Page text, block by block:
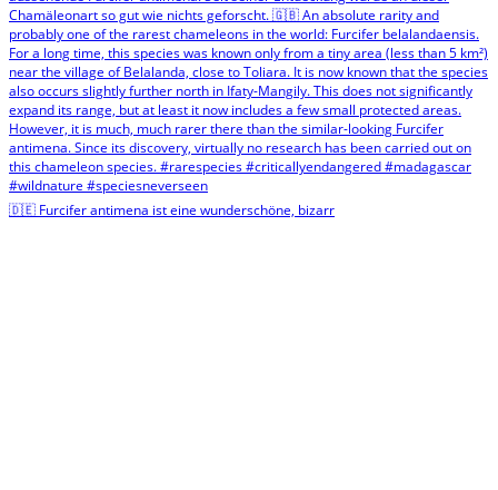
🇩🇪 Furcifer antimena ist eine wunderschöne, bizarr